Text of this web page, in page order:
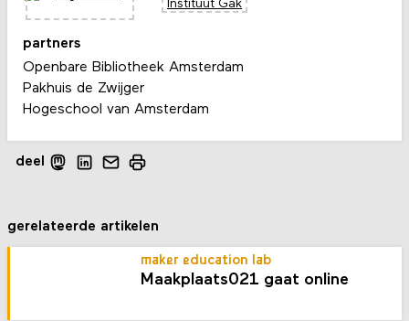
deel
partners
Openbare Bibliotheek Amsterdam
Pakhuis de Zwijger
Hogeschool van Amsterdam
gerelateerde artikelen
maker education lab
Maakplaats021 gaat online